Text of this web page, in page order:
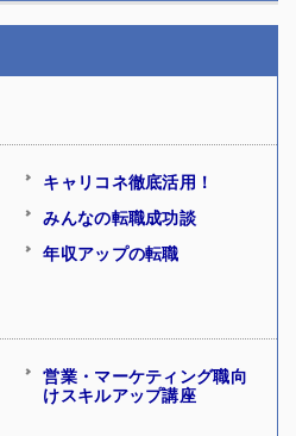
キャリコネ徹底活用！
みんなの転職成功談
年収アップの転職
営業・マーケティング職向
けスキルアップ講座